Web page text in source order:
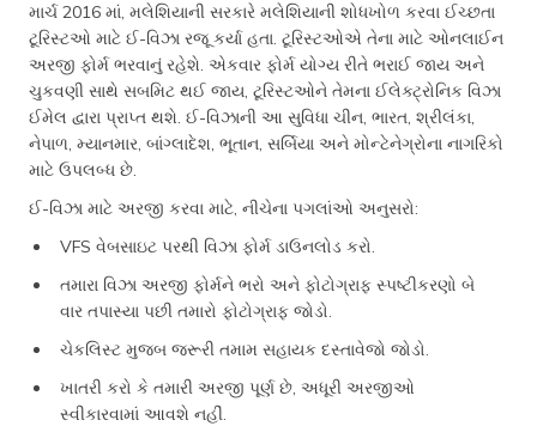
માર્ચ 2016 માં, મલેશિયાની સરકારે મલેશિયાની શોધખોળ કરવા ઈચ્છતા
ટૂરિસ્ટઓ માટે ઈ-વિઝા રજૂ કર્યા હતા. ટૂરિસ્ટઓએ તેના માટે ઓનલાઈન
અરજી ફોર્મ ભરવાનું રહેશે. એકવાર ફોર્મ યોગ્ય રીતે ભરાઈ જાય અને
ચુકવણી સાથે સબમિટ થઈ જાય, ટૂરિસ્ટઓને તેમના ઈલેક્ટ્રોનિક વિઝા
ઈમેલ દ્વારા પ્રાપ્ત થશે. ઈ-વિઝાની આ સુવિધા ચીન, ભારત, શ્રીલંકા,
નેપાળ, મ્યાનમાર, બાંગ્લાદેશ, ભૂતાન, સર્બિયા અને મોન્ટેનેગ્રોના નાગરિકો
માટે ઉપલબ્ધ છે.
ઈ-વિઝા માટે અરજી કરવા માટે, નીચેના પગલાંઓ અનુસરો:
VFS વેબસાઇટ પરથી વિઝા ફોર્મ ડાઉનલોડ કરો.
તમારા વિઝા અરજી ફોર્મને ભરો અને ફોટોગ્રાફ સ્પષ્ટીકરણો બે
વાર તપાસ્યા પછી તમારો ફોટોગ્રાફ જોડો.
ચેકલિસ્ટ મુજબ જરૂરી તમામ સહાયક દસ્તાવેજો જોડો.
ખાતરી કરો કે તમારી અરજી પૂર્ણ છે, અધૂરી અરજીઓ
સ્વીકારવામાં આવશે નહીં.